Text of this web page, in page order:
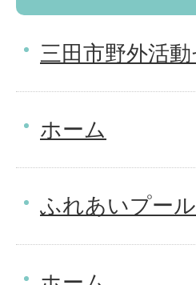
三田市野外活
ホーム
ふれあいプー